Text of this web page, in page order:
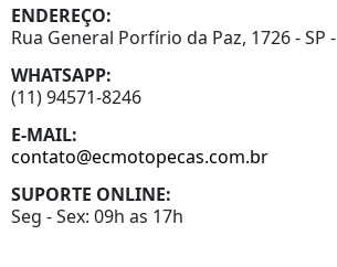
ENDEREÇO:
Rua General Porfírio da Paz, 1726 - SP
WHATSAPP:
(11) 94571-8246
E-MAIL:
contato@ecmotopecas.com.br
SUPORTE ONLINE:
Seg - Sex: 09h as 17h